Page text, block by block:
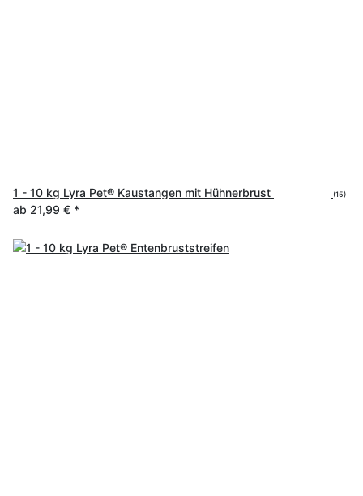
1 - 10 kg Lyra Pet® Kaustangen mit Hühnerbrust (15)
ab 21,99 € *